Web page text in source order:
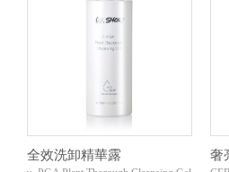
全效洗卸精華露 奢